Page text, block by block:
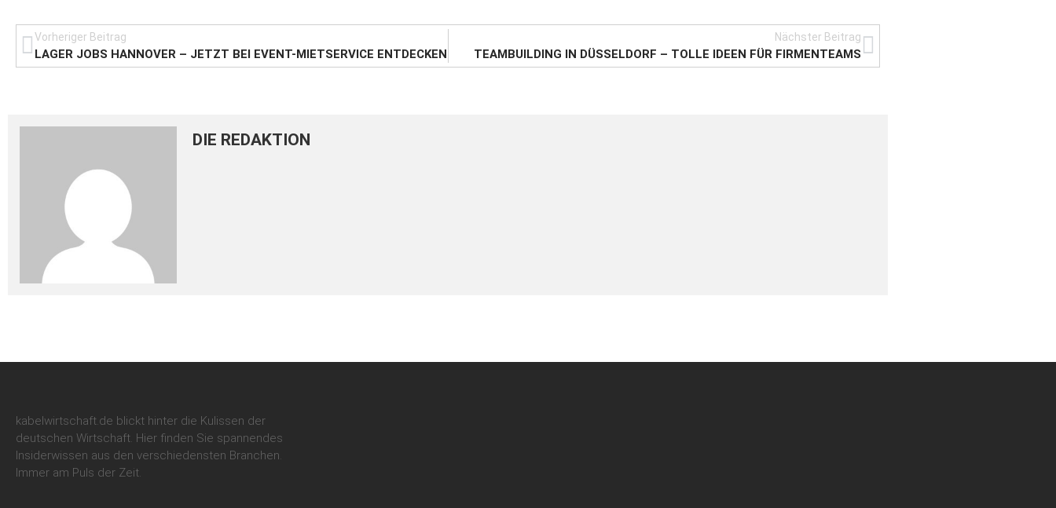
Vorheriger Beitrag
LAGER JOBS HANNOVER – JETZT BEI EVENT-MIETSERVICE ENTDECKEN
Nächster Beitrag
TEAMBUILDING IN DÜSSELDORF – TOLLE IDEEN FÜR FIRMENTEAMS
DIE REDAKTION
kabelwirtschaft.de blickt hinter die Kulissen der
deutschen Wirtschaft. Hier finden Sie spannendes
Insiderwissen aus den verschiedensten Branchen.
Immer am Puls der Zeit.